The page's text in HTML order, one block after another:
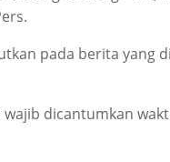
pada berita yang
dicantumkan